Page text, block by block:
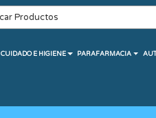
CUIDADO E HIGIENE PARAFARMACIA